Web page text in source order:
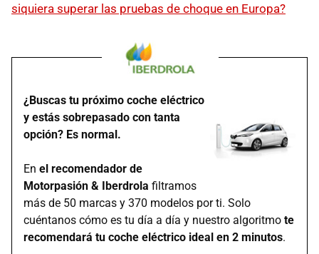
siquiera superar las pruebas de choque en Europa?
¿Buscas tu próximo coche eléctrico
y estás sobrepasado con tanta
opción? Es normal.
En el recomendador de
Motorpasión & Iberdrola filtramos
más de 50 marcas y 370 modelos por ti. Solo
cuéntanos cómo es tu día a día y nuestro algoritmo te
recomendará tu coche eléctrico ideal en 2 minutos.